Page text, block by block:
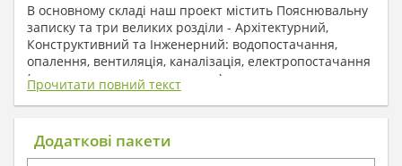
В основному складі наш проект містить Пояснювальну
записку та три великих розділи - Архітектурний,
Конструктивний та Інженерний: водопостачання,
опалення, вентиляція, каналізація, електропостачання
( купується за додаткову плату ).
1. До складу Архітектурного розділу
входять:
Прочитати повний текст
Додаткові пакети